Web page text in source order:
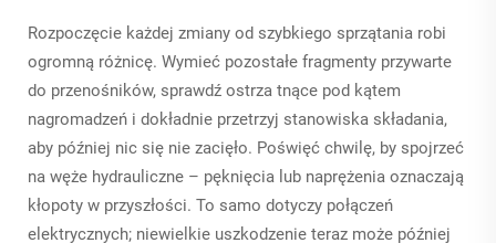
Rozpoczęcie każdej zmiany od szybkiego sprzątania robi
ogromną różnicę. Wymieć pozostałe fragmenty przywarte
do przenośników, sprawdź ostrza tnące pod kątem
nagromadzeń i dokładnie przetrzyj stanowiska składania,
aby później nic się nie zacięło. Poświęć chwilę, by spojrzeć
na węże hydrauliczne – pęknięcia lub naprężenia oznaczają
kłopoty w przyszłości. To samo dotyczy połączeń
elektrycznych; niewielkie uszkodzenie teraz może później